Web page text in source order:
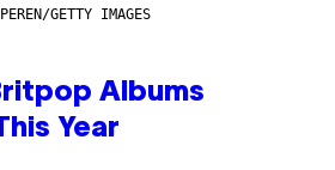
GETTY IMAGES
Albums
Year